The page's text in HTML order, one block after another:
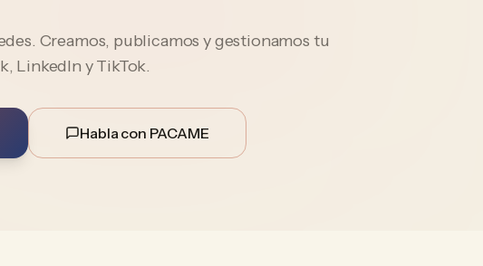
Creamos, publicamos y gestionamos tu
LinkedIn y TikTok.
Habla con PACAME